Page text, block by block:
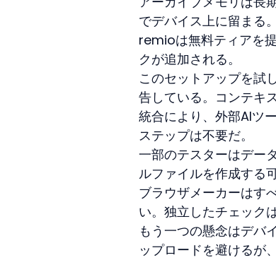
でデバイス上に留まる。
remioは無料ティアを
クが追加される。
このセットアップを試
告している。コンテキ
統合により、外部AIツ
ステップは不要だ。
一部のテスターはデー
ルファイルを作成する
ブラウザメーカーはす
い。独立したチェック
もう一つの懸念はデバ
ップロードを避けるが